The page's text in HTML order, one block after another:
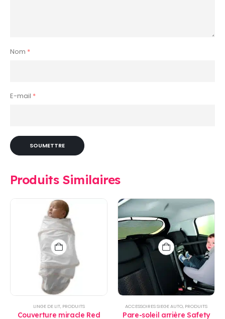
Nom *
E-mail *
Produits Similaires
LINGE DE LIT, PRODUITS
Couverture miracle Red
ACCESSOIRES SIEGE AUTO, PRODUITS
Pare-soleil arrière Safety